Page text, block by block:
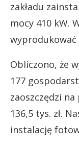
zakładu
mocy 410 kW.
wyprodukować
Obliczono, że
177
zaoszczędzi
136,5 tys. zł.
instalację